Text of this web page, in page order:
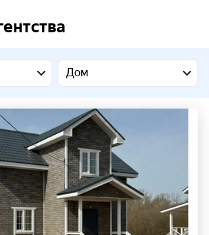
Дом